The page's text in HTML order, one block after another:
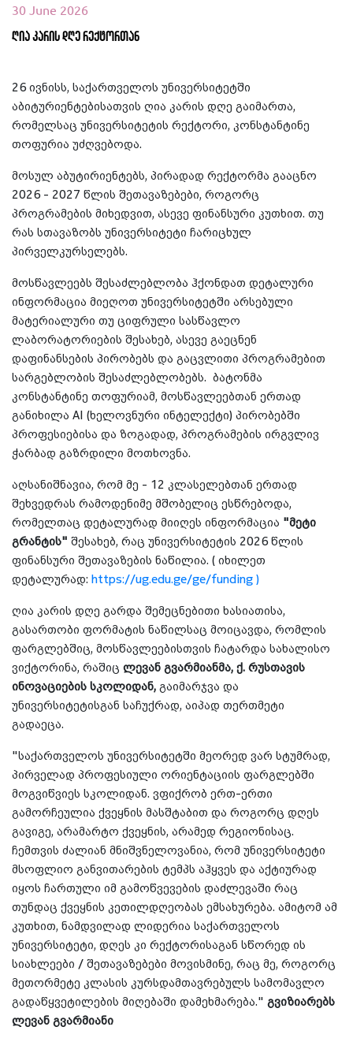
30 June 2026
ღია კარის დღე რექტორთან
26 ივნისს, საქართველოს უნივერსიტეტში
აბიტურიენტებისათვის ღია კარის დღე გაიმართა,
რომელსაც უნივერსიტეტის რექტორი, კონსტანტინე
თოფურია უძღვებოდა.
მოსულ აბუტირიენტებს, პირადად რექტორმა გააცნო
2026 - 2027 წლის შეთავაზებები, როგორც
პროგრამების მიხედვით, ასევე ფინანსური კუთხით. თუ
რას სთავაზობს უნივერსიტეტი ჩარიცხულ
პირველკურსელებს.
მოსწავლეებს შესაძლებლობა ჰქონდათ დეტალური
ინფორმაცია მიეღოთ უნივერსიტეტში არსებული
მატერიალური თუ ციფრული სასწავლო
ლაბორატორიების შესახებ, ასევე გაეცნენ
დაფინანსების პირობებს და გაცვლითი პროგრამებით
სარგებლობის შესაძლებლობებს. ბატონმა
კონსტანტინე თოფურიამ, მოსწავლეებთან ერთად
განიხილა AI (ხელოვნური ინტელექტი) პირობებში
პროფესიებისა და ზოგადად, პროგრამების ირგვლივ
ჭარბად გაზრდილი მოთხოვნა.
აღსანიშნავია, რომ მე - 12 კლასელებთან ერთად
შეხვედრას რამოდენიმე მშობელიც ესწრებოდა,
რომელთაც დეტალურად მიიღეს ინფორმაცია "მეტი
გრანტის" შესახებ, რაც უნივერსიტეტის 2026 წლის
ფინანსური შეთავაზების ნაწილია. ( იხილეთ
დეტალურად: https://ug.edu.ge/ge/funding )
ღია კარის დღე გარდა შემეცნებითი ხასიათისა,
გასართობი ფორმატის ნაწილსაც მოიცავდა, რომლის
ფარგლებშიც, მოსწავლეებისთვის ჩატარდა სახალისო
ვიქტორინა, რაშიც ლევან გვარმიანმა, ქ. რუსთავის
ინოვაციების სკოლიდან, გაიმარჯვა და
უნივერსიტეტისგან საჩუქრად, აიპად თერთმეტი
გადაეცა.
"საქართველოს უნივერსიტეტში მეორედ ვარ სტუმრად,
პირველად პროფესიული ორიენტაციის ფარგლებში
მოგვიწვიეს სკოლიდან. ვფიქრობ ერთ-ერთი
გამორჩეულია ქვეყნის მასშტაბით და როგორც დღეს
გავიგე, არამარტო ქვეყნის, არამედ რეგიონისაც.
ჩემთვის ძალიან მნიშვნელოვანია, რომ უნივერსიტეტი
მსოფლიო განვითარების ტემპს აჰყვეს და აქტიურად
იყოს ჩართული იმ გამოწვევების დაძლევაში რაც
თუნდაც ქვეყნის კეთილდღეობას ემსახურება. ამიტომ ამ
კუთხით, ნამდვილად ლიდერია საქართველოს
უნივერსიტეტი, დღეს კი რექტორისაგან სწორედ ის
სიახლეები / შეთავაზებები მოვისმინე, რაც მე, როგორც
მეთორმეტე კლასის კურსდამთავრებულს სამომავლო
გადაწყვეტილების მიღებაში დამეხმარება." გვიზიარებს
ლევან გვარმიანი